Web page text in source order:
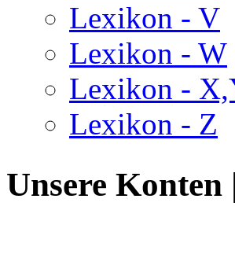
Lexikon - V
Lexikon - W
Lexikon -
Lexikon - Z
Unsere Konten